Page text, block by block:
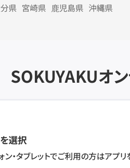
県 宮崎県 鹿児島県 沖縄県
SOKUYAKUオ
選択
ン・タブレットでご利用の方はアプリ